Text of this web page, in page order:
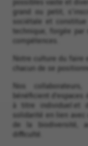
grand ou petit,
sociétale et
technique, forgée
compétences.
Notre culture du faire
chacun de se
Nos
bénéficient
à titre individuel et
solidarité en lien
de la biodiversité,
difficulté.